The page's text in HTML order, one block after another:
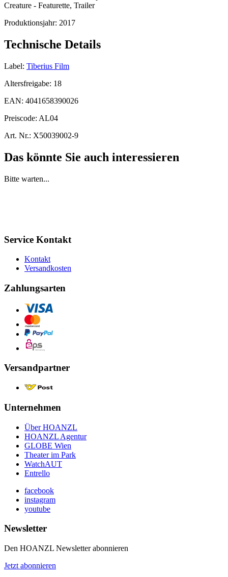
Creature - Featurette, Trailer
Produktionsjahr: 2017
Technische Details
Label: Tiberius Film
Altersfreigabe: 18
EAN: 4041658390026
Preiscode: AL04
Art. Nr.: X50039002-9
Das könnte Sie auch interessieren
Bitte warten...
Service Kontakt
Kontakt
Versandkosten
Zahlungsarten
Versandpartner
Unternehmen
Über HOANZL
HOANZL Agentur
GLOBE Wien
Theater im Park
WatchAUT
Entrello
facebook
instagram
youtube
Newsletter
Den HOANZL Newsletter abonnieren
Jetzt abonnieren